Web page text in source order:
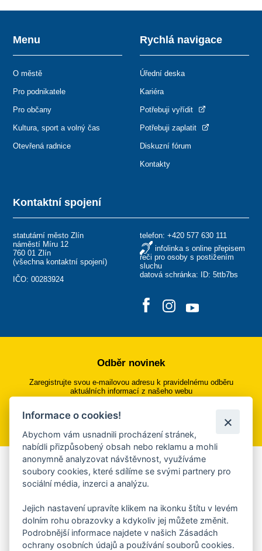
Kontaktní spojení
statutární město Zlín
náměstí Míru 12
760 01 Zlín
(všechna kontaktní spojení)
IČO: 00283924
telefon: +420 577 630 111
infolinka s online přepisem
řeči pro osoby s postižením
sluchu
datová schránka: ID: 5ttb7bs
Menu
O městě
Pro podnikatele
Pro občany
Kultura, sport a volný čas
Otevřená radnice
Rychlá navigace
Úřední deska
Kariéra
Potřebuji vyřídit
Potřebuji zaplatit
Diskuzní fórum
Kontakty
Odběr novinek
Zaregistrujte svou e-mailovou adresu k pravidelnému odběru
aktuálních informací z našeho webu
Přihlásit se k odběru
Aplikace Mobilní rozhlas
Chcete dostávat do svého mobilu či mailu upozornění na
ankety, pozvánky na kulturní a sportovní akce?
Více informací o aplikaci
Informace o cookies!
Abychom vám usnadnili procházení stránek,
nabídli přizpůsobený obsah nebo reklamu a mohli
anonymně analyzovat návštěvnost, využíváme
soubory cookies, které sdílíme se svými partnery pro
sociální média, inzerci a analýzu.
Jejich nastavení upravíte klikem na ikonku štítu v levém
dolním rohu obrazovky a kdykoliv jej můžete změnit.
Podrobnější informace najdete v našich Zásadách
ochrany osobních údajů a používání souborů cookies.